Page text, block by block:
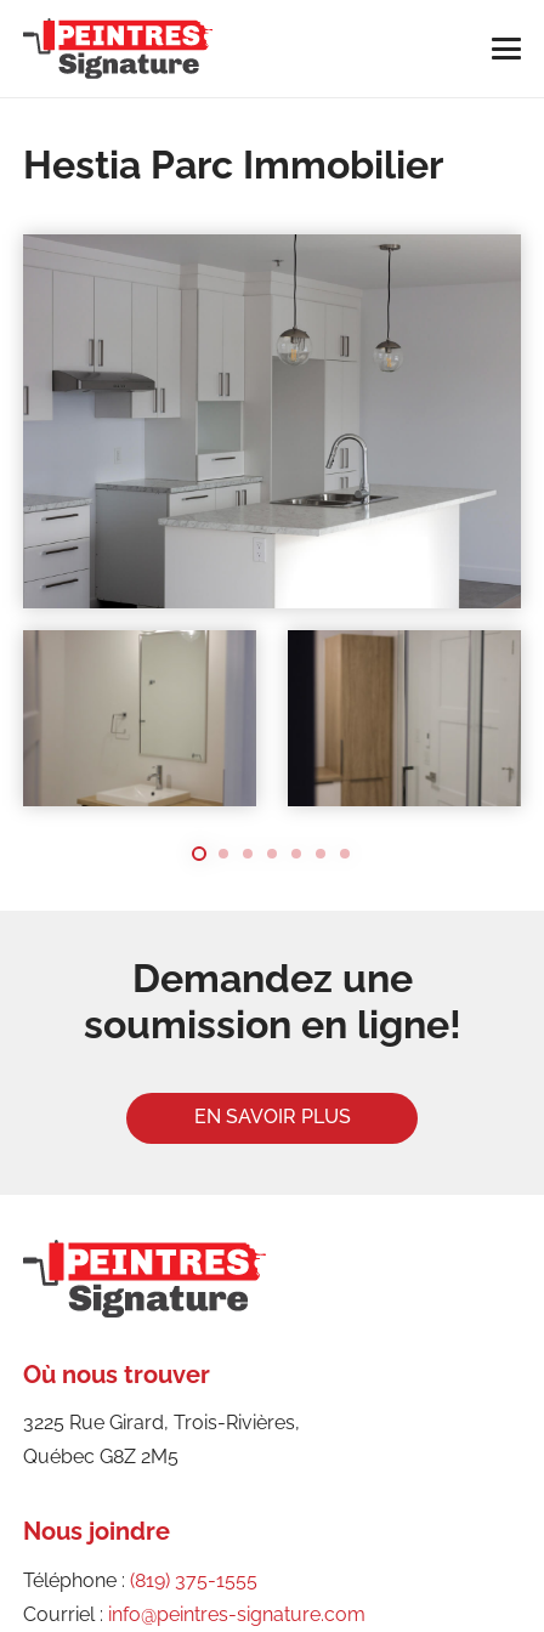
Hestia Parc Immobilier
Demandez une
soumission en ligne!
Où nous trouver
3225 Rue Girard, Trois-Rivières,
Québec G8Z 2M5
Nous joindre
Téléphone : (819) 375-1555
Courriel : info@peintres-signature.com